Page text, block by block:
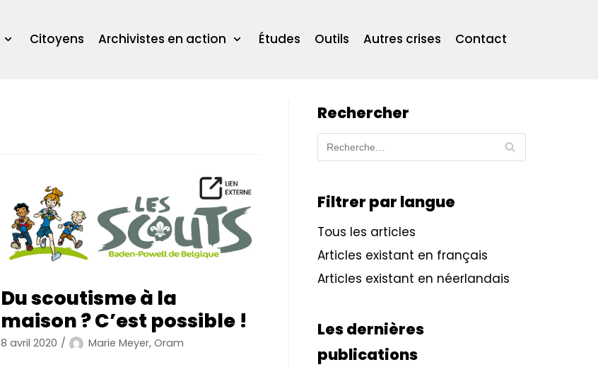
Citoyens Archivistes en action Études Outils Autres crises Contact
Du scoutisme à la
maison ? C’est possible !
8 avril 2020 Marie Meyer, Oram
Rechercher
Filtrer par langue
Tous les articles
Articles existant en français
Articles existant en néerlandais
Les dernières
publications